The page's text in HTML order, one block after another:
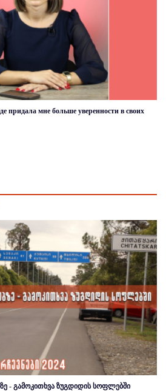
придала мне больше уверенности в своих
- გამოკითხვა ზუგდიდის სოფლებში